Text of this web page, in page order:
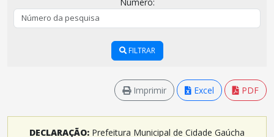
FILTRAR
Imprimir Excel PDF
DECLARAÇÃO: Prefeitura Municipal de Cidade Gaúcha